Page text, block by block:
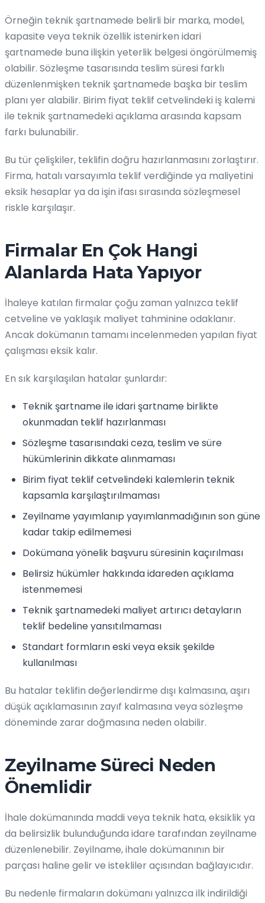
Örneğin teknik şartnamede belirli bir marka, model,
kapasite veya teknik özellik istenirken idari
şartnamede buna ilişkin yeterlik belgesi öngörülmemiş
olabilir. Sözleşme tasarısında teslim süresi farklı
düzenlenmişken teknik şartnamede başka bir teslim
planı yer alabilir. Birim fiyat teklif cetvelindeki iş kalemi
ile teknik şartnamedeki açıklama arasında kapsam
farkı bulunabilir.
Bu tür çelişkiler, teklifin doğru hazırlanmasını zorlaştırır.
Firma, hatalı varsayımla teklif verdiğinde ya maliyetini
eksik hesaplar ya da işin ifası sırasında sözleşmesel
riskle karşılaşır.
Firmalar En Çok Hangi
Alanlarda Hata Yapıyor
İhaleye katılan firmalar çoğu zaman yalnızca teklif
cetveline ve yaklaşık maliyet tahminine odaklanır.
Ancak dokümanın tamamı incelenmeden yapılan fiyat
çalışması eksik kalır.
En sık karşılaşılan hatalar şunlardır:
Teknik şartname ile idari şartname birlikte
okunmadan teklif hazırlanması
Sözleşme tasarısındaki ceza, teslim ve süre
hükümlerinin dikkate alınmaması
Birim fiyat teklif cetvelindeki kalemlerin teknik
kapsamla karşılaştırılmaması
Zeyilname yayımlanıp yayımlanmadığının son güne
kadar takip edilmemesi
Dokümana yönelik başvuru süresinin kaçırılması
Belirsiz hükümler hakkında idareden açıklama
istenmemesi
Teknik şartnamedeki maliyet artırıcı detayların
teklif bedeline yansıtılmaması
Standart formların eski veya eksik şekilde
kullanılması
Bu hatalar teklifin değerlendirme dışı kalmasına, aşırı
düşük açıklamasının zayıf kalmasına veya sözleşme
döneminde zarar doğmasına neden olabilir.
Zeyilname Süreci Neden
Önemlidir
İhale dokümanında maddi veya teknik hata, eksiklik ya
da belirsizlik bulunduğunda idare tarafından zeyilname
düzenlenebilir. Zeyilname, ihale dokümanının bir
parçası haline gelir ve istekliler açısından bağlayıcıdır.
Bu nedenle firmaların dokümanı yalnızca ilk indirildiği